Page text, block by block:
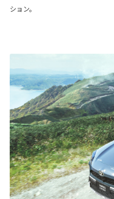
ション。